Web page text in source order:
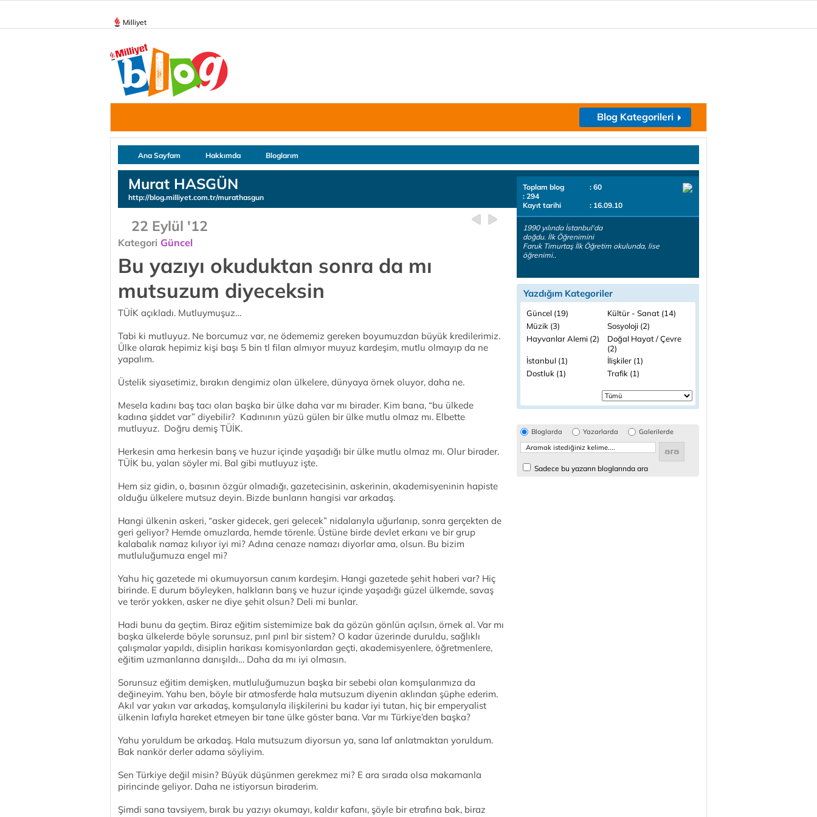
Milliyet
Blog Kategorileri
Ana Sayfam Hakkımda Bloglarım
Murat HASGÜN
http://blog.milliyet.com.tr/murathasgun
22 Eylül '12
Kategori Güncel
Bu yazıyı okuduktan sonra da mı
mutsuzum diyeceksin
TÜİK açıkladı. Mutluymuşuz…
Tabi ki mutluyuz. Ne borcumuz var, ne ödememiz gereken boyumuzdan büyük kredilerimiz.
Ülke olarak hepimiz kişi başı 5 bin tl filan almıyor muyuz kardeşim, mutlu olmayıp da ne
yapalım.
Üstelik siyasetimiz, bırakın dengimiz olan ülkelere, dünyaya örnek oluyor, daha ne.
Mesela kadını baş tacı olan başka bir ülke daha var mı birader. Kim bana, “bu ülkede
kadına şiddet var” diyebilir? Kadınının yüzü gülen bir ülke mutlu olmaz mı. Elbette
mutluyuz. Doğru demiş TÜİK.
Herkesin ama herkesin barış ve huzur içinde yaşadığı bir ülke mutlu olmaz mı. Olur birader.
TÜİK bu, yalan söyler mi. Bal gibi mutluyuz işte.
Hem siz gidin, o, basının özgür olmadığı, gazetecisinin, askerinin, akademisyeninin hapiste
olduğu ülkelere mutsuz deyin. Bizde bunların hangisi var arkadaş.
Hangi ülkenin askeri, “asker gidecek, geri gelecek” nidalarıyla uğurlanıp, sonra gerçekten de
geri geliyor? Hemde omuzlarda, hemde törenle. Üstüne birde devlet erkanı ve bir grup
kalabalık namaz kılıyor iyi mi? Adına cenaze namazı diyorlar ama, olsun. Bu bizim
mutluluğumuza engel mi?
Yahu hiç gazetede mi okumuyorsun canım kardeşim. Hangi gazetede şehit haberi var? Hiç
birinde. E durum böyleyken, halkların barış ve huzur içinde yaşadığı güzel ülkemde, savaş
ve terör yokken, asker ne diye şehit olsun? Deli mi bunlar.
Hadi bunu da geçtim. Biraz eğitim sistemimize bak da gözün gönlün açılsın, örnek al. Var mı
başka ülkelerde böyle sorunsuz, pırıl pırıl bir sistem? O kadar üzerinde duruldu, sağlıklı
çalışmalar yapıldı, disiplin harikası komisyonlardan geçti, akademisyenlere, öğretmenlere,
eğitim uzmanlarına danışıldı… Daha da mı iyi olmasın.
Sorunsuz eğitim demişken, mutluluğumuzun başka bir sebebi olan komşularımıza da
değineyim. Yahu ben, böyle bir atmosferde hala mutsuzum diyenin aklından şüphe ederim.
Akıl var yakın var arkadaş, komşularıyla ilişkilerini bu kadar iyi tutan, hiç bir emperyalist
ülkenin lafıyla hareket etmeyen bir tane ülke göster bana. Var mı Türkiye’den başka?
Yahu yoruldum be arkadaş. Hala mutsuzum diyorsun ya, sana laf anlatmaktan yoruldum.
Bak nankör derler adama söyliyim.
Sen Türkiye değil misin? Büyük düşünmen gerekmez mi? E ara sırada olsa makarnanla
pirincinde geliyor. Daha ne istiyorsun biraderim.
Şimdi sana tavsiyem, bırak bu yazıyı okumayı, kaldır kafanı, şöyle bir etrafına bak, biraz
Toplam blog
: 60
: 294
Kayıt tarihi
: 16.09.10
1990 yılında İstanbul'da
doğdu. İlk Öğrenimini
Faruk Timurtaş İlk Öğretim okulunda, lise
öğrenimi..
Yazdığım Kategoriler
Güncel (19)
Kültür - Sanat (14)
Müzik (3)
Sosyoloji (2)
Hayvanlar Alemi (2)
Doğal Hayat / Çevre
(2)
İstanbul (1)
İlişkiler (1)
Dostluk (1)
Trafik (1)
Bloglarda Yazarlarda Galerilerde
Sadece bu yazarın bloglarında ara